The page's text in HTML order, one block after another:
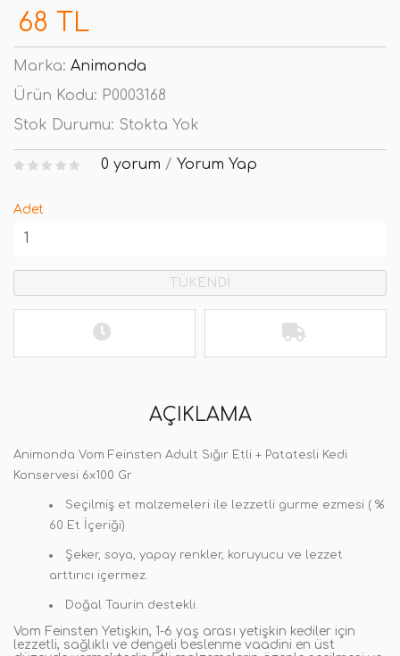
68 TL
Marka: Animonda
Ürün Kodu: P0003168
Stok Durumu: Stokta Yok
0 yorum / Yorum Yap
Adet
TÜKENDİ
AÇIKLAMA
Animonda Vom Feinsten Adult Sığır Etli + Patatesli Kedi
Konservesi 6x100 Gr
Seçilmiş et malzemeleri ile lezzetli gurme ezmesi ( %
60 Et İçeriği)
Şeker, soya, yapay renkler, koruyucu ve lezzet
arttırıcı içermez.
Doğal Taurin destekli.
Vom Feinsten Yetişkin, 1-6 yaş arası yetişkin kediler için
lezzetli, sağlıklı ve dengeli beslenme vaadini en üst